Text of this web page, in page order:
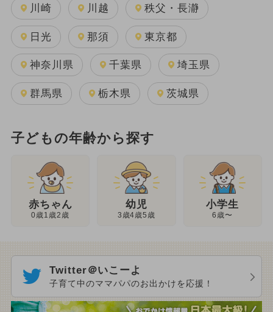
川崎 川越 秩父・長瀞
日光 那須 東京都
神奈川県 千葉県 埼玉県
群馬県 栃木県 茨城県
子どもの年齢から探す
赤ちゃん
0歳1歳2歳
幼児
3歳4歳5歳
小学生
6歳〜
Twitter＠いこーよ
子育て中のママパパのお出かけを応援！